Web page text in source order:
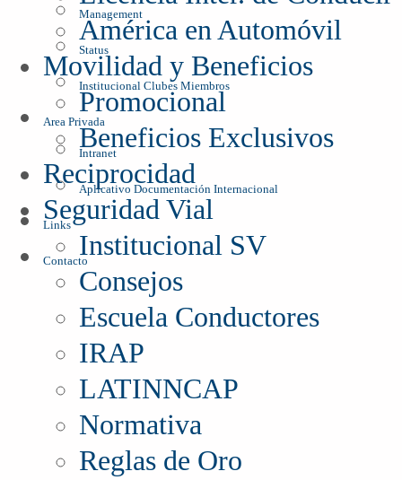
Management
Status
Institucional Clubes Miembros
Area Privada
Intranet
Aplicativo Documentación Internacional
Links
Contacto
América en Automóvil
Movilidad y Beneficios
Promocional
Beneficios Exclusivos
Reciprocidad
Seguridad Vial
Institucional SV
Consejos
Escuela Conductores
IRAP
LATINNCAP
Normativa
Reglas de Oro